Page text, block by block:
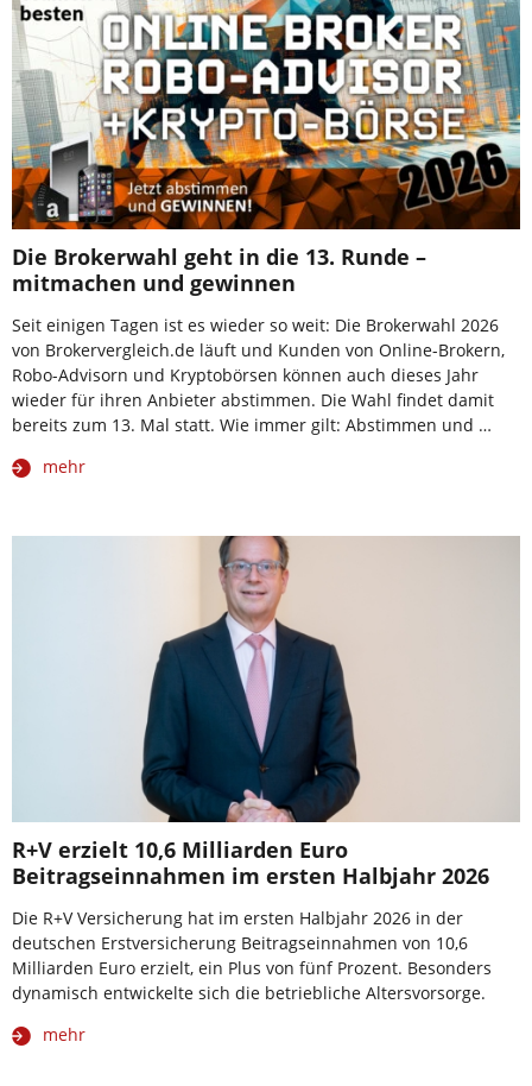
Die Brokerwahl geht in die 13. Runde –
mitmachen und gewinnen
Seit einigen Tagen ist es wieder so weit: Die Brokerwahl 2026
von Brokervergleich.de läuft und Kunden von Online-Brokern,
Robo-Advisorn und Kryptobörsen können auch dieses Jahr
wieder für ihren Anbieter abstimmen. Die Wahl findet damit
bereits zum 13. Mal statt. Wie immer gilt: Abstimmen und …
mehr
R+V erzielt 10,6 Milliarden Euro
Beitragseinnahmen im ersten Halbjahr 2026
Die R+V Versicherung hat im ersten Halbjahr 2026 in der
deutschen Erstversicherung Beitragseinnahmen von 10,6
Milliarden Euro erzielt, ein Plus von fünf Prozent. Besonders
dynamisch entwickelte sich die betriebliche Altersvorsorge.
mehr